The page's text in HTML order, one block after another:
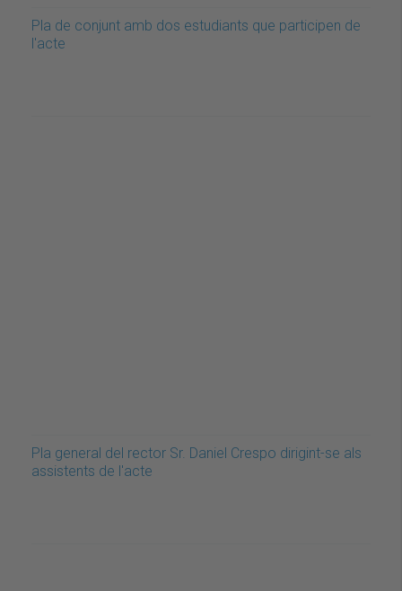
Pla de conjunt amb dos estudiants que participen de
l'acte
Pla general del rector Sr. Daniel Crespo dirigint-se als
assistents de l'acte